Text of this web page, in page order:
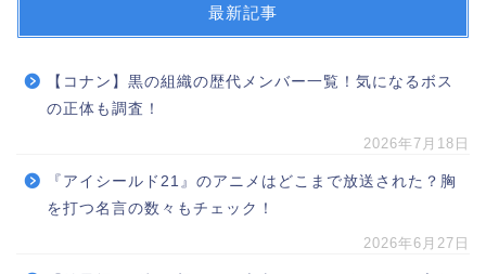
最新記事
【コナン】黒の組織の歴代メンバー一覧！気になるボス
の正体も調査！
2026年7月18日
『アイシールド21』のアニメはどこまで放送された？胸
を打つ名言の数々もチェック！
2026年6月27日